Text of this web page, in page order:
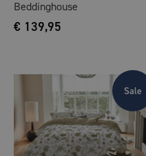
Beddinghouse
€ 139,95
Sale